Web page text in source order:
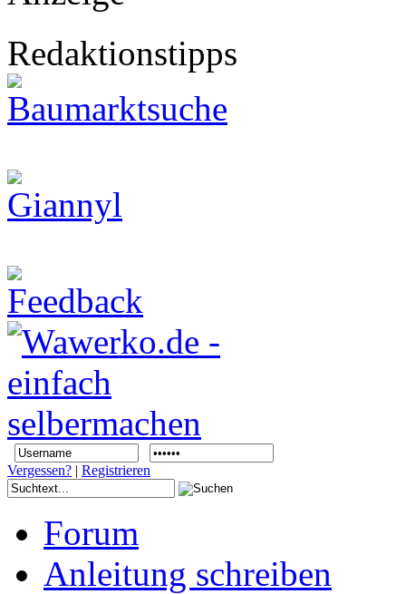
Redaktionstipps
Vergessen? | Registrieren
Forum
Anleitung schreiben